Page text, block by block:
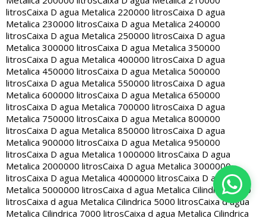
litrosCaixa D agua Metalica 220000 litrosCaixa D agua
Metalica 230000 litrosCaixa D agua Metalica 240000
litrosCaixa D agua Metalica 250000 litrosCaixa D agua
Metalica 300000 litrosCaixa D agua Metalica 350000
litrosCaixa D agua Metalica 400000 litrosCaixa D agua
Metalica 450000 litrosCaixa D agua Metalica 500000
litrosCaixa D agua Metalica 550000 litrosCaixa D agua
Metalica 600000 litrosCaixa D agua Metalica 650000
litrosCaixa D agua Metalica 700000 litrosCaixa D agua
Metalica 750000 litrosCaixa D agua Metalica 800000
litrosCaixa D agua Metalica 850000 litrosCaixa D agua
Metalica 900000 litrosCaixa D agua Metalica 950000
litrosCaixa D agua Metalica 1000000 litrosCaixa D agua
Metalica 2000000 litrosCaixa D agua Metalica 3000000
litrosCaixa D agua Metalica 4000000 litrosCaixa D agua
Metalica 5000000 litrosCaixa d agua Metalica Cilindrica 2000
litrosCaixa d agua Metalica Cilindrica 5000 litrosCaixa d agua
Metalica Cilindrica 7000 litrosCaixa d agua Metalica Cilindrica